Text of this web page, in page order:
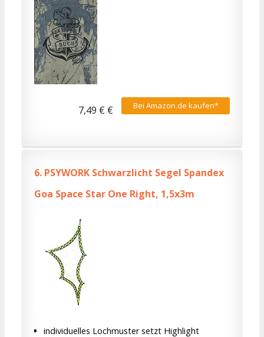
Bei Amazon.de kaufen*
7,49 € €
6. PSYWORK Schwarzlicht Segel Spandex
Goa Space Star One Right, 1,5x3m
individuelles Lochmuster setzt Highlight